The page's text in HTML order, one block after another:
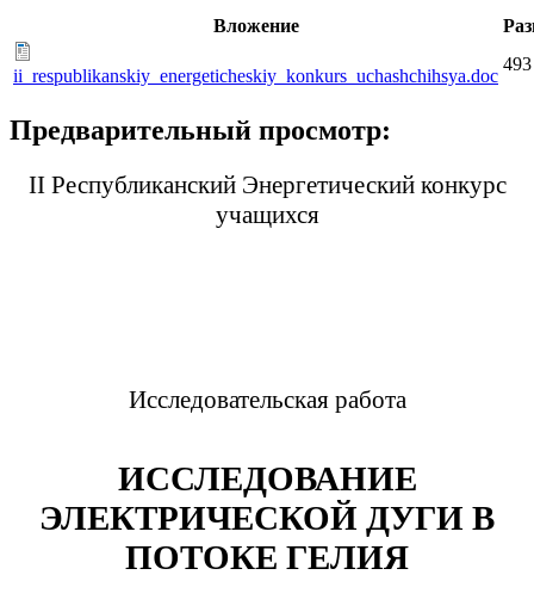
Вложение
ii_respublikanskiy_energeticheskiy_konkurs_uchashchihsya.doc
Предварительный просмотр:
II Республиканский Энергетический конкурс
учащихся
Исследовательская работа
ИССЛЕДОВАНИЕ
ЭЛЕКТРИЧЕСКОЙ ДУГИ В
ПОТОКЕ ГЕЛИЯ